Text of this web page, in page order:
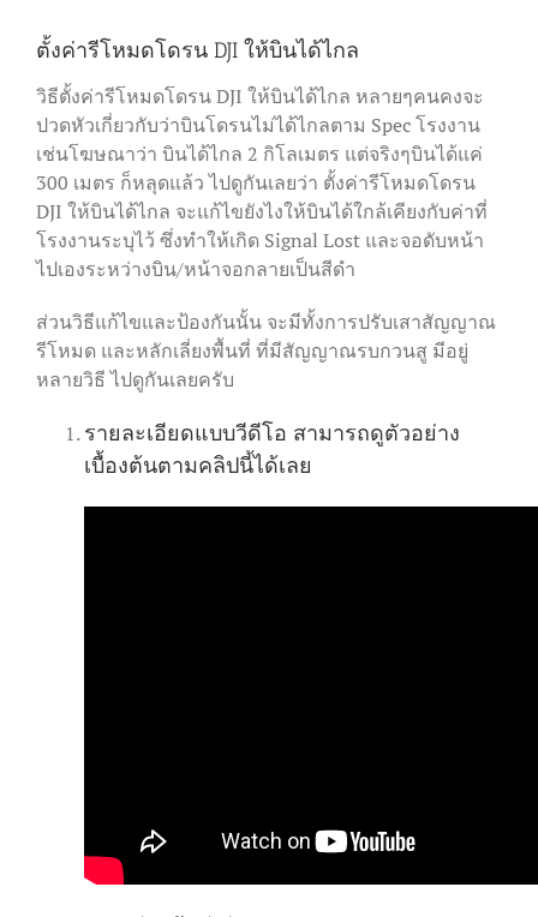
ตั้งค่ารีโหมดโดรน DJI ให้บินได้ไกล
วิธีตั้งค่ารีโหมดโดรน DJI ให้บินได้ไกล หลายๆคนคงจะ
ปวดหัวเกี่ยวกับว่าบินโดรนไม่ได้ไกลตาม Spec โรงงาน
เช่นโฆษณาว่า บินได้ไกล 2 กิโลเมตร แต่จริงๆบินได้แค่
300 เมตร ก็หลุดแล้ว ไปดูกันเลยว่า ตั้งค่ารีโหมดโดรน
DJI ให้บินได้ไกล จะแก้ไขยังไงให้บินได้ใกล้เคียงกับค่าที่
โรงงานระบุไว้ ซึ่งทำให้เกิด Signal Lost และจอดับหน้า
ไปเองระหว่างบิน/หน้าจอกลายเป็นสีดำ
ส่วนวิธีแก้ไขและป้องกันนั้น จะมีทั้งการปรับเสาสัญญาณ
รีโหมด และหลักเลี่ยงพื้นที่ ที่มีสัญญาณรบกวนสู มีอยู่
หลายวิธี ไปดูกันเลยครับ
รายละเอียดแบบวีดีโอ สามารถดูตัวอย่าง
เบื้องต้นตามคลิปนี้ได้เลย